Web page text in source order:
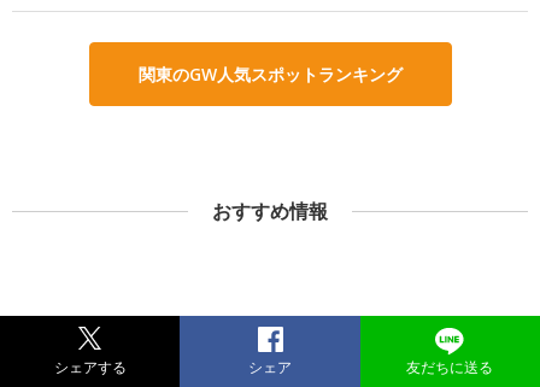
関東のGW人気スポットランキング
おすすめ情報
シェアする シェア 友だちに送る